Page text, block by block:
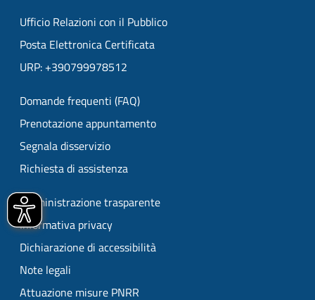
Ufficio Relazioni con il Pubblico
Posta Elettronica Certificata
URP: +390799978512
Domande frequenti (FAQ)
Prenotazione appuntamento
Segnala disservizio
Richiesta di assistenza
Amministrazione trasparente
Informativa privacy
Dichiarazione di accessibilità
Note legali
Attuazione misure PNRR